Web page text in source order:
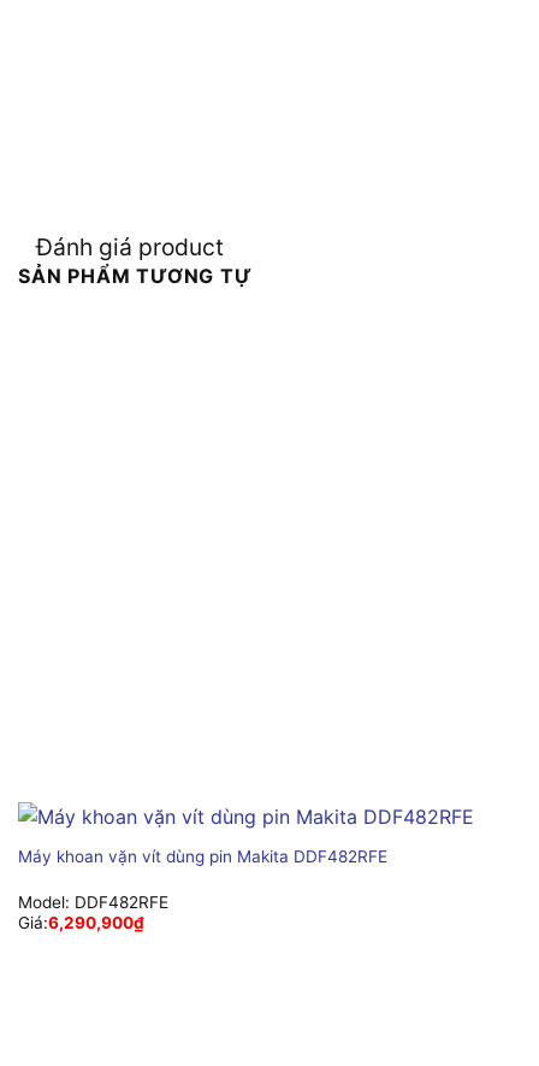
Đánh giá product
SẢN PHẨM TƯƠNG TỰ
Máy khoan vặn vít dùng pin Makita DDF482RFE
Model: DDF482RFE
Giá:6,290,900₫